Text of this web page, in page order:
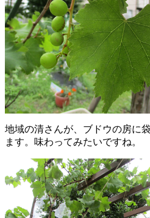
地域の清さんが、ブドウの房に
ます。味わってみたいですね。